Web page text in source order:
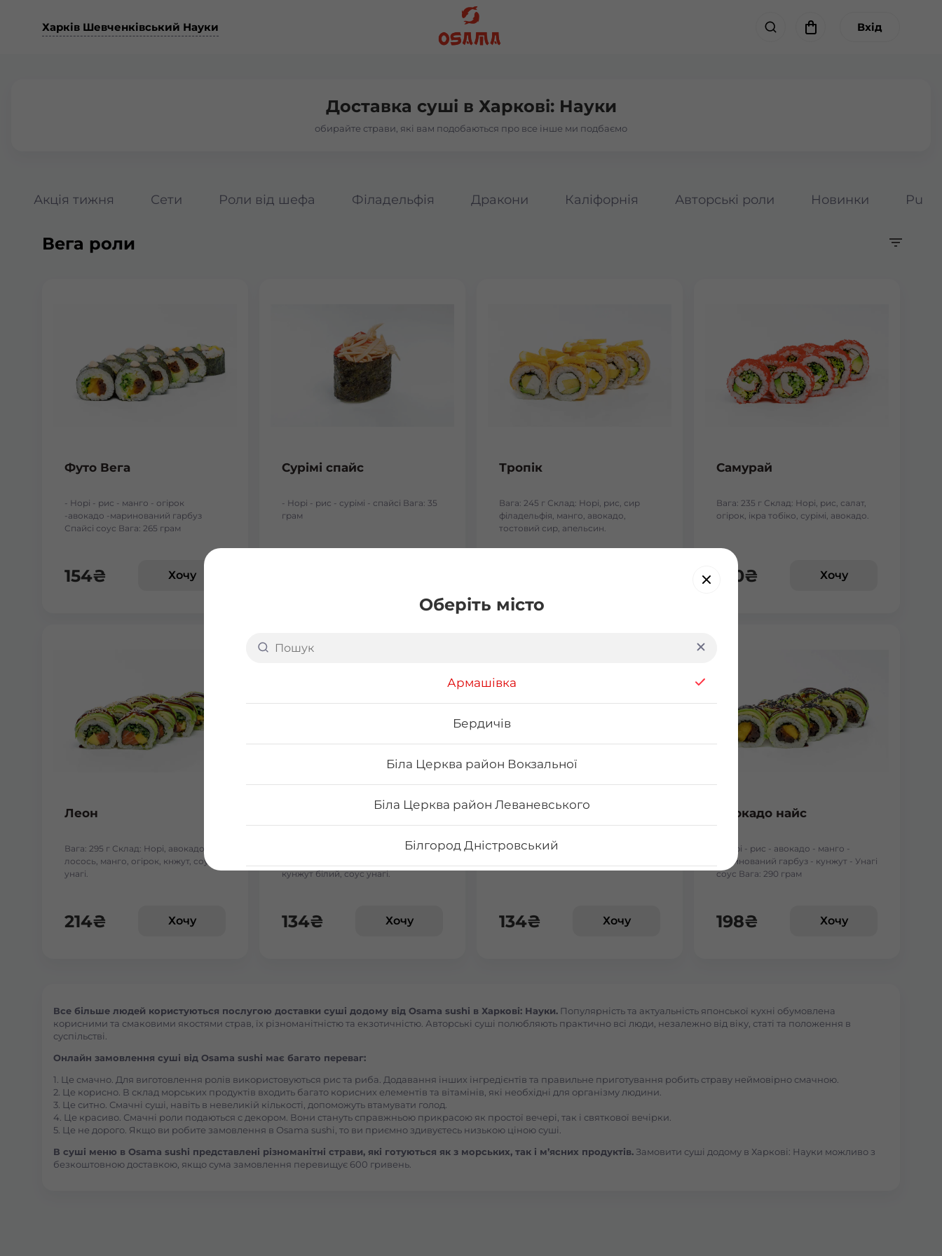
Оберіть місто
Армашівка
Бердичів
Біла Церква район Вокзальної
Біла Церква район Леваневського
Білгород Дністровський
Бориспіль Робітнича
Бровари Бульвар Незалежності Масив
Броди
Буча
Харків Шевченківський Науки Вхід
Доставка суші в Харкові: Науки
обирайте страви, які вам подобаються про все інше ми подбаємо
Акція тижня Сети Роли від шефа Філадельфія Дракони Каліфорнія Авторські роли Новинки
Вега роли
Футо Вега
- Норі - рис - манго - огірок
-авокадо -маринований гарбуз
Спайсі соус Вага: 265 грам
154₴ Хочу
Сурімі спайс
- Норі - рис - сурімі - спайсі Вага: 35
грам
Тропік
Вага: 245 г Склад: Норі, рис, сир
філадельфія, манго, авокадо,
тостовий сир, апельсин.
Самурай
Вага: 235 г Склад: Норі, рис, салат,
огірок, ікра тобіко, сурімі, авокадо.
170₴ Хочу
Леон
Вага: 295 г Склад: Норі, авокадо,
лосось, манго, огірок, кнжут, соус
унагі.
214₴ Хочу
Вага: 235 г Склад: Соєвий папір, рис,
кунжут білий, соус унагі.
134₴ Хочу
Каліфорнія з сніжним
- Норі - рис - огірок - Сурімі - кунжут
134₴ Хочу
Авокадо найс
- Норі - рис - авокадо - манго -
маринований гарбуз - кунжут - Унагі
соус Вага: 290 грам
198₴ Хочу
Все більше людей користуються послугою доставки суші додому від Osama sushi в Харкові: Науки. Популярність та актуальність японської кухні обумовлена
корисними та смаковими якостями страв, їх різноманітністю та екзотичністю. Авторські суші полюбляють практично всі люди, незалежно від віку, статі та положення в
суспільстві.
Онлайн замовлення суші від Osama sushi має багато переваг:
1. Це смачно. Для виготовлення ролів використовуються рис та риба. Додавання інших інгредієнтів та правильне приготування робить страву неймовірно смачною.
2. Це корисно. В склад морських продуктів входить багато корисних елементів та вітамінів, які необхідні для організму людини.
3. Це ситно. Смачні суші, навіть в невеликій кількості, допоможуть втамувати голод.
4. Це красиво. Смачні роли подаються с декором. Вони стануть справжньою прикрасою як простої вечері, так і святкової вечірки.
5. Це не дорого. Якщо ви робите замовлення в Osama sushi, то ви приємно здивуєтесь низькою ціною суші.
В суші меню в Osama sushi представлені різноманітні страви, які готуються як з морських, так і м’ясних продуктів. Замовити суші додому в Харкові: Науки можливо з
безкоштовною доставкою, якщо сума замовлення перевищує 600 гривень.